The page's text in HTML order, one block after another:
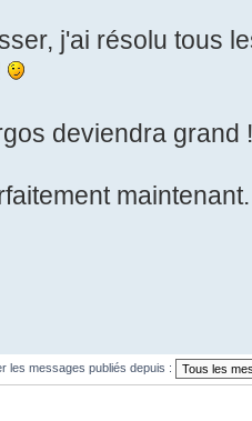
j'ai résolu tous
deviendra grand
les messages publiés depuis :